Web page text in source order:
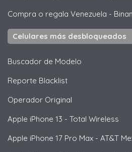
Compra o regala Venezuela -
Celulares más desbloqueados
Buscador de Modelo
Reporte Blacklist
Operador Original
Apple iPhone 13 - Total Wireless
Apple iPhone 17 Pro Max - AT&T